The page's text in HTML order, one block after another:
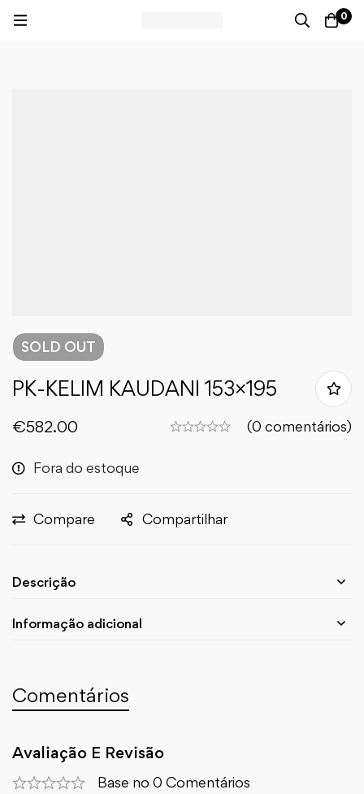
0
SOLD OUT
PK-KELIM KAUDANI 153×195
€582.00 (0 comentários)
Fora do estoque
Compare Compartilhar
Descrição
Informação adicional
Comentários
Avaliação E Revisão
Base no 0 Comentários